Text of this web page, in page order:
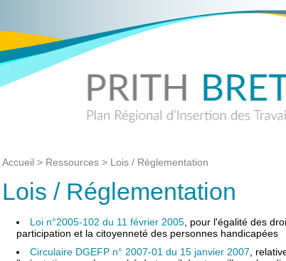
Accueil > Ressources > Lois / Réglementation
Lois / Réglementation
Loi n°2005-102 du 11 février 2005 , pour l'égalité des
participation et la citoyenneté des personnes handicapées
Circulaire DGEFP n° 2007-01 du 15 janvier 2007 ,